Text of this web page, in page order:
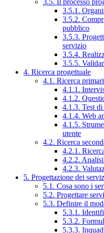
3.5. Il processo
3.5.1.
3.5.2.
pubblico
3.5.3.
servizio
3.5.4.
3.5.5.
4. Ricerca progettuale
4.1. Ricerca
4.1.1.
4.1.2.
4.1.3. Test
4.1.4. Web
4.1.5.
utente
4.2. Ricerca
4.2.1.
4.2.2.
4.2.3.
5. Progettazione dei
5.1. Cosa sono i
5.2. Progettare
5.3. Definire il
5.3.1.
5.3.2.
5.3.3.